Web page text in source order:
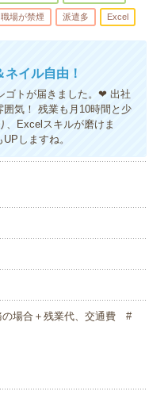
職場が禁煙 派遣多 Excel
イル自由！
ゴトが届きました。❤ 出社
気！ 残業も月10時間と少
、Excelスキルが磨けま
しますね。
の場合＋残業代、交通費 #